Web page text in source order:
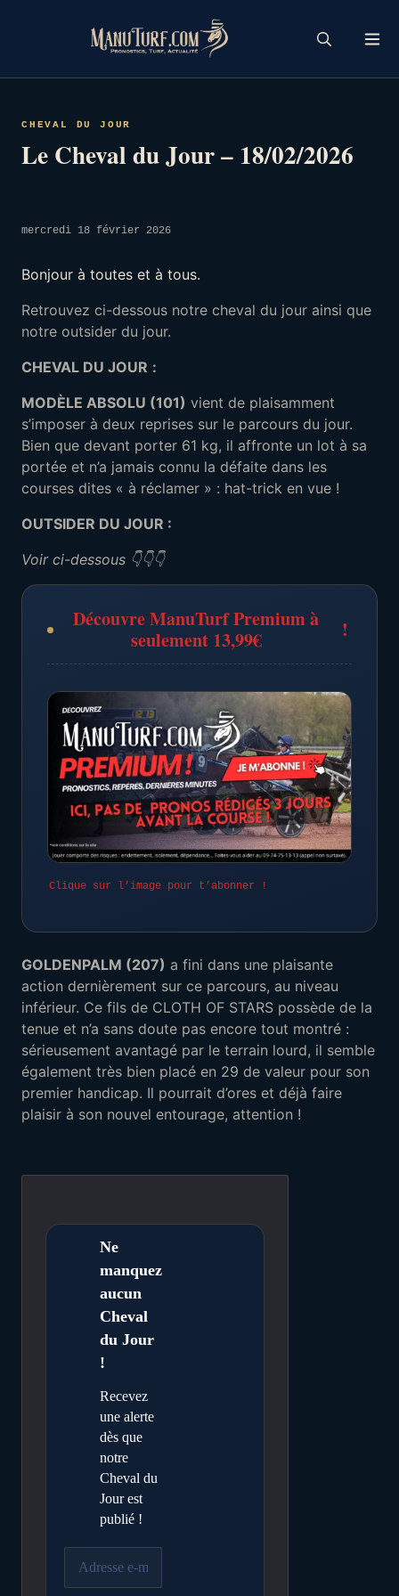
CHEVAL DU JOUR
Le Cheval du Jour – 18/02/2026
mercredi 18 février 2026
Bonjour à toutes et à tous.
Retrouvez ci-dessous notre cheval du jour ainsi que
notre outsider du jour.
CHEVAL DU JOUR :
MODÈLE ABSOLU (101) vient de plaisamment
s’imposer à deux reprises sur le parcours du jour.
Bien que devant porter 61 kg, il affronte un lot à sa
portée et n’a jamais connu la défaite dans les
courses dites « à réclamer » : hat-trick en vue !
OUTSIDER DU JOUR :
Voir ci-dessous 👇👇👇
Découvre ManuTurf Premium à
seulement 13,99€
!
Clique sur l’image pour t’abonner !
GOLDENPALM (207) a fini dans une plaisante
action dernièrement sur ce parcours, au niveau
inférieur. Ce fils de CLOTH OF STARS possède de la
tenue et n’a sans doute pas encore tout montré :
sérieusement avantagé par le terrain lourd, il semble
également très bien placé en 29 de valeur pour son
premier handicap. Il pourrait d’ores et déjà faire
plaisir à son nouvel entourage, attention !
Ne
manquez
aucun
Cheval
du Jour
!
Recevez
une alerte
dès que
notre
Cheval du
Jour est
publié !